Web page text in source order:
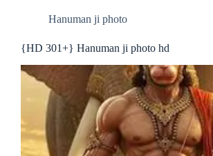
Hanuman ji photo
{HD 301+} Hanuman ji photo hd